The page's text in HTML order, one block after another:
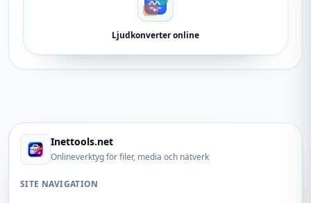
Ljudkonverter online
Inettools.net
Onlineverktyg för filer, media och nätverk
SITE NAVIGATION